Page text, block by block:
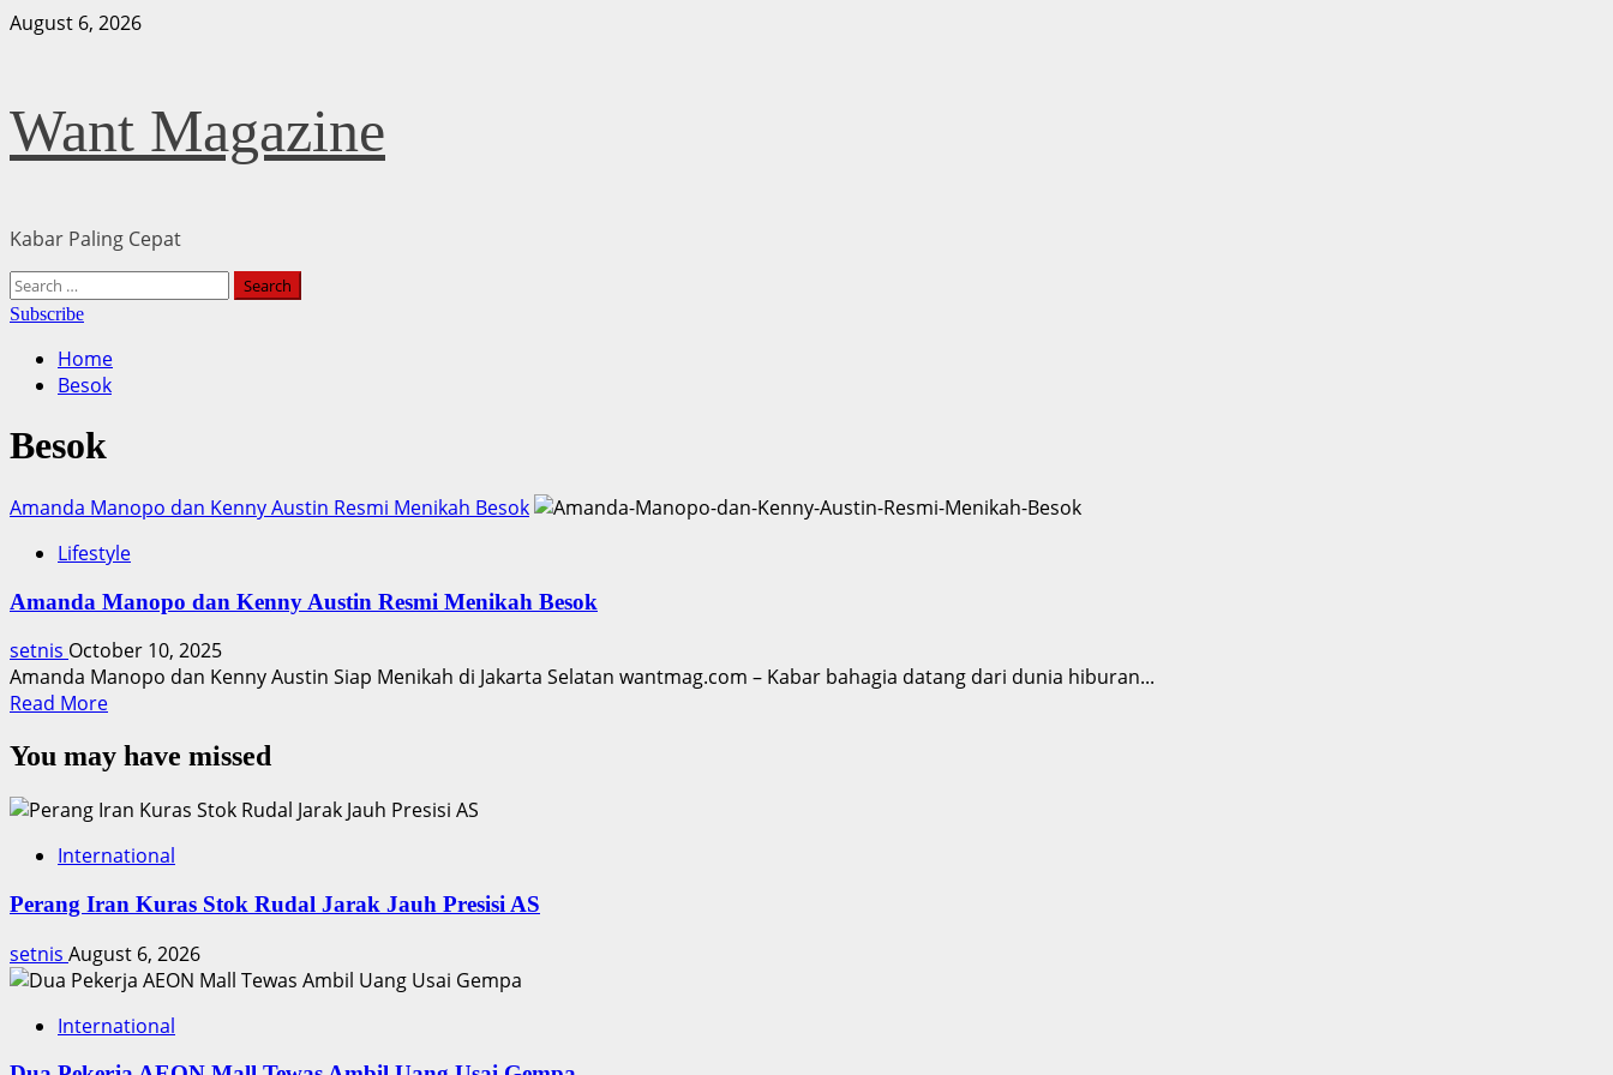
Skip
August 6, 2026
Want Magazine
Kabar Paling Cepat
Primary
Menu
Search
for:
Subscribe
Home
Besok
Besok
Amanda Manopo dan Kenny Austin Resmi Menikah Besok
Lifestyle
Amanda Manopo dan Kenny Austin Resmi Menikah Besok
setnis October 10, 2025
Amanda Manopo dan Kenny Austin Siap Menikah di Jakarta Selatan wantmag.com – Kabar bahagia datang dari dunia hiburan...
Read MoreRead
about
Manopo
Kenny
Resmi
Besok
You may have missed
International
Perang Iran Kuras Stok Rudal Jarak Jauh Presisi AS
setnis August 6, 2026
International